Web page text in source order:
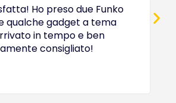
Ho preso due Funko
qualche gadget a tema
in tempo e ben
consigliato!